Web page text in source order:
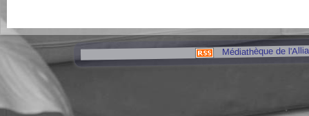
Médiathèque de